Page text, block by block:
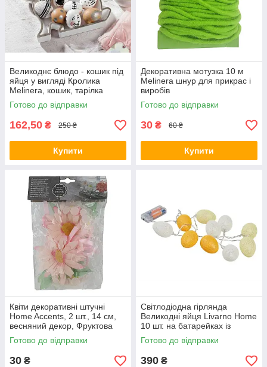
Великоднє блюдо - кошик під
яйця у вигляді Кролика
Melinera, кошик, тарілка
Готово до відправки
162,50 ₴ 250 ₴
Купити
Декоративна мотузка 10 м
Melinera шнур для прикрас і
виробів
Готово до відправки
30 ₴ 60 ₴
Купити
Квіти декоративні штучні
Home Accents, 2 шт., 14 см,
весняний декор, Фруктова
прикраса
Готово до відправки
30 ₴
Світлодіодна гірлянда
Великодні яйця Livarno Home
10 шт. на батарейках із
таймером, 120 см
Готово до відправки
390 ₴